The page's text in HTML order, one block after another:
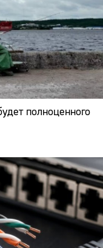
полноценного